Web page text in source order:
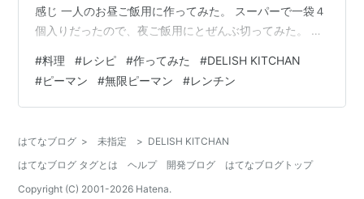
感じ 一人のお昼ご飯用に作ってみた。 スーパーで一袋４
個入りだったので、夜ご飯用にとぜんぶ切ってみた。 小
Ziploc容器ごと全部食べてしまった。 ちょっと塩多く入
れすぎたみたいで、塩がキツかったかな。 うまい。 たし
かに無限。 ＜材料＞ 2人分→結局1人分 ・ピーマン(縦に2
#料理 #レシピ #作ってみた #DELISH KITCHAN
#ピーマン #無限ピーマン #レンチン
はてなブログ > 未指定 > DELISH KITCHAN
はてなブログ タグとは
ヘルプ 開発ブログ
はてなブログトップ
Copyright (C) 2001-2026 Hatena.